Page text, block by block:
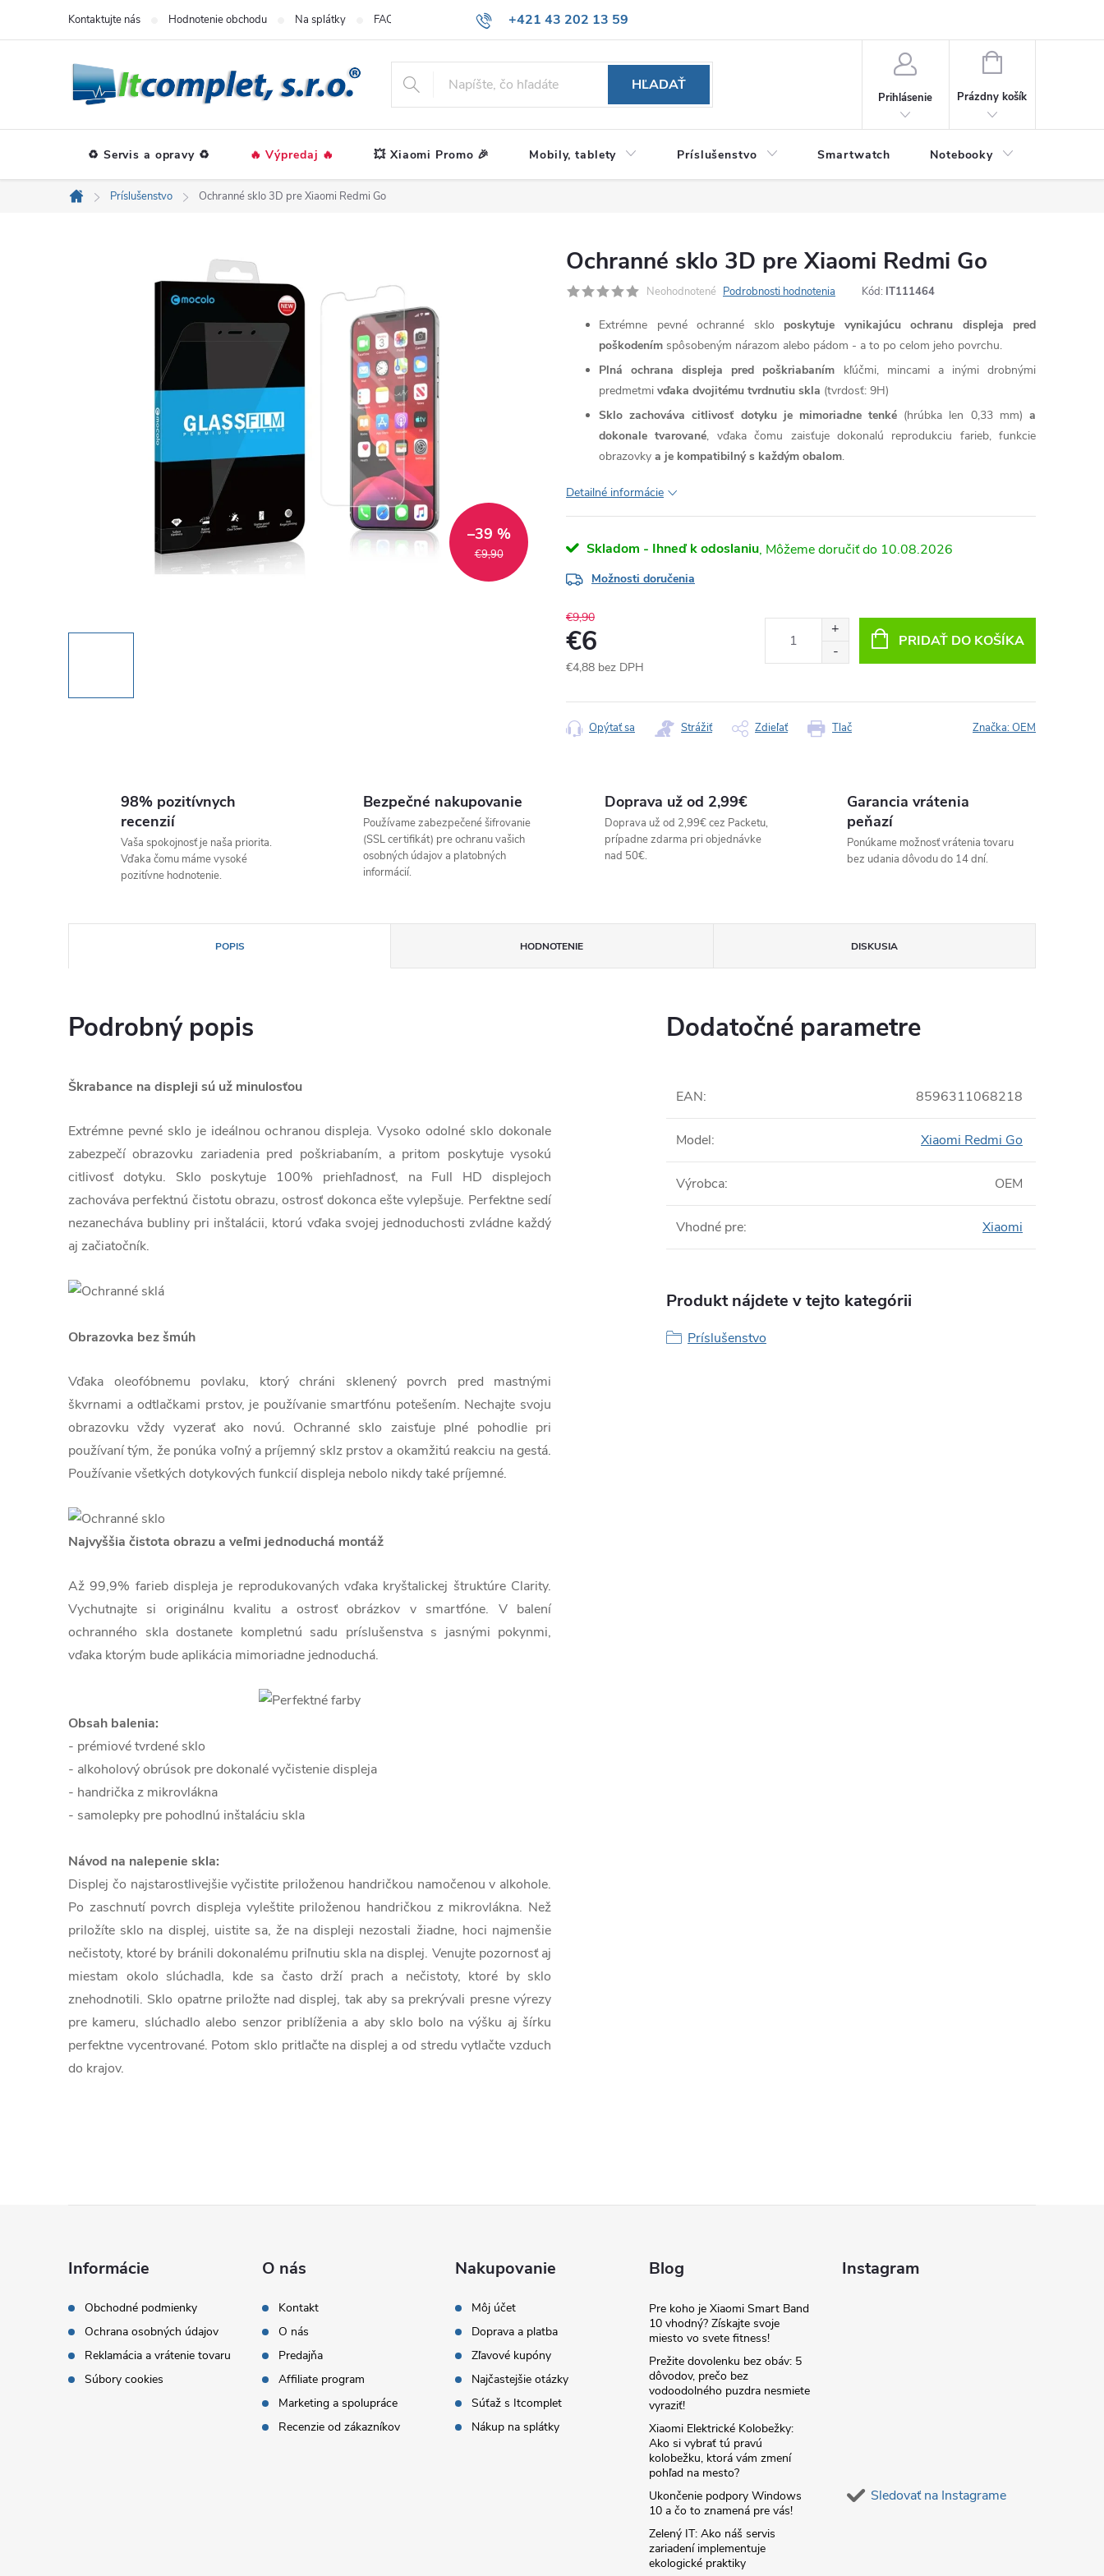
+421 43 202 13 59
Kontaktujte nás Hodnotenie obchodu Na splátky FAQ
HĽADAŤ
Prihlásenie
NÁKUPNÝ
Prázdny košík
♻️ Servis a opravy ♻️ 🔥 Výpredaj 🔥 💥 Xiaomi Promo 🎉 Mobily, tablety Príslušenstvo Smartwatch Notebooky
Domov
Príslušenstvo Ochranné sklo 3D pre Xiaomi Redmi Go
€9,90
–39 %
Ochranné sklo 3D pre Xiaomi Redmi Go
Neohodnotené Podrobnosti hodnotenia Kód: IT111464
Extrémne pevné ochranné sklo poskytuje vynikajúcu ochranu displeja pred
poškodením spôsobeným nárazom alebo pádom - a to po celom jeho povrchu.
Plná ochrana displeja pred poškriabaním kľúčmi, mincami a inými drobnými
predmetmi vďaka dvojitému tvrdnutiu skla (tvrdosť: 9H)
Sklo zachováva citlivosť dotyku je mimoriadne tenké (hrúbka len 0,33 mm) a
dokonale tvarované, vďaka čomu zaisťuje dokonalú reprodukciu farieb, funkcie
obrazovky a je kompatibilný s každým obalom.
Detailné informácie
Skladom - Ihneď k odoslaniu 10.08.2026
Možnosti doručenia
€9,90
€6
€4,88 bez DPH
cena:
PRIDAŤ DO KOŠÍKA
Tlač
Opýtať sa Strážiť Zdieľať Značka:OEM
98% pozitívnych
recenzií
Vaša spokojnosť je naša priorita.
Vďaka čomu máme vysoké
pozitívne hodnotenie.
Bezpečné nakupovanie
Používame zabezpečené šifrovanie
(SSL certifikát) pre ochranu vašich
osobných údajov a platobných
informácií.
Doprava už od 2,99€
Doprava už od 2,99€ cez Packetu,
prípadne zdarma pri objednávke
nad 50€.
Garancia vrátenia
peňazí
Ponúkame možnosť vrátenia tovaru
bez udania dôvodu do 14 dní.
POPIS HODNOTENIE DISKUSIA
Podrobný popis
Škrabance na displeji sú už minulosťou
Extrémne pevné sklo je ideálnou ochranou displeja. Vysoko odolné sklo dokonale
zabezpečí obrazovku zariadenia pred poškriabaním, a pritom poskytuje vysokú
citlivosť dotyku. Sklo poskytuje 100% priehľadnosť, na Full HD displejoch
zachováva perfektnú čistotu obrazu, ostrosť dokonca ešte vylepšuje. Perfektne sedí
nezanecháva bubliny pri inštalácii, ktorú vďaka svojej jednoduchosti zvládne každý
aj začiatočník.
Obrazovka bez šmúh
Vďaka oleofóbnemu povlaku, ktorý chráni sklenený povrch pred mastnými
škvrnami a odtlačkami prstov, je používanie smartfónu potešením. Nechajte svoju
obrazovku vždy vyzerať ako novú. Ochranné sklo zaisťuje plné pohodlie pri
používaní tým, že ponúka voľný a príjemný sklz prstov a okamžitú reakciu na gestá.
Používanie všetkých dotykových funkcií displeja nebolo nikdy také príjemné.
Najvyššia čistota obrazu a veľmi jednoduchá montáž
Až 99,9% farieb displeja je reprodukovaných vďaka kryštalickej štruktúre Clarity.
Vychutnajte si originálnu kvalitu a ostrosť obrázkov v smartfóne. V balení
ochranného skla dostanete kompletnú sadu príslušenstva s jasnými pokynmi,
vďaka ktorým bude aplikácia mimoriadne jednoduchá.
Obsah balenia:
- prémiové tvrdené sklo
- alkoholový obrúsok pre dokonalé vyčistenie displeja
- handrička z mikrovlákna
- samolepky pre pohodlnú inštaláciu skla
Návod na nalepenie skla:
Displej čo najstarostlivejšie vyčistite priloženou handričkou namočenou v alkohole.
Po zaschnutí povrch displeja vyleštite priloženou handričkou z mikrovlákna. Než
priložíte sklo na displej, uistite sa, že na displeji nezostali žiadne, hoci najmenšie
nečistoty, ktoré by bránili dokonalému priľnutiu skla na displej. Venujte pozornosť aj
miestam okolo slúchadla, kde sa často drží prach a nečistoty, ktoré by sklo
znehodnotili. Sklo opatrne priložte nad displej, tak aby sa prekrývali presne výrezy
pre kameru, slúchadlo alebo senzor priblíženia a aby sklo bolo na výšku aj šírku
perfektne vycentrované. Potom sklo pritlačte na displej a od stredu vytlačte vzduch
do krajov.
Dodatočné parametre
EAN: 8596311068218
Model: Xiaomi Redmi Go
Výrobca: OEM
Vhodné pre: Xiaomi
Produkt nájdete v tejto kategórii
Príslušenstvo
Informácie
Obchodné podmienky
Ochrana osobných údajov
Reklamácia a vrátenie tovaru
Súbory cookies
O nás
Kontakt
O nás
Predajňa
Affiliate program
Marketing a spolupráce
Recenzie od zákazníkov
Nakupovanie
Môj účet
Doprava a platba
Zľavové kupóny
Najčastejšie otázky
Súťaž s Itcomplet
Nákup na splátky
Blog
Pre koho je Xiaomi Smart Band
10 vhodný? Získajte svoje
miesto vo svete fitness!
Prežite dovolenku bez obáv: 5
dôvodov, prečo bez
vodoodolného puzdra nesmiete
vyraziť!
Xiaomi Elektrické Kolobežky:
Ako si vybrať tú pravú
kolobežku, ktorá vám zmení
pohľad na mesto?
Ukončenie podpory Windows
10 a čo to znamená pre vás!
Zelený IT: Ako náš servis
zariadení implementuje
ekologické praktiky
Instagram
Sledovať na Instagrame